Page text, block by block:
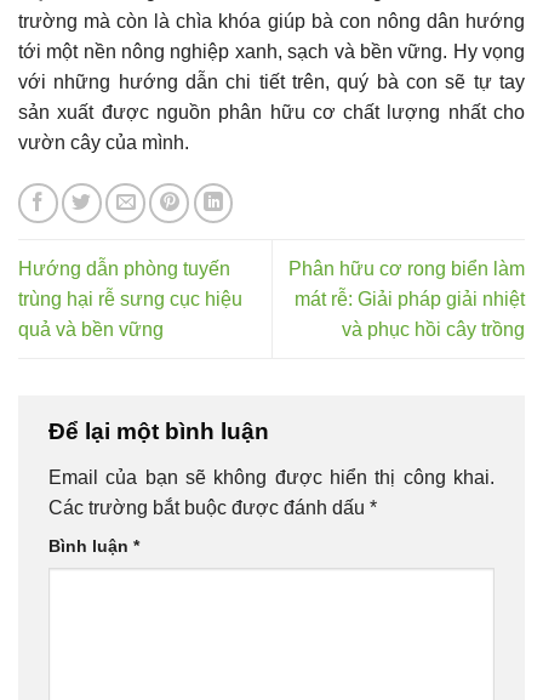
trường mà còn là chìa khóa giúp bà con nông dân hướng
tới một nền nông nghiệp xanh, sạch và bền vững. Hy vọng
với những hướng dẫn chi tiết trên, quý bà con sẽ tự tay
sản xuất được nguồn phân hữu cơ chất lượng nhất cho
vườn cây của mình.
Hướng dẫn phòng tuyến
trùng hại rễ sưng cục hiệu
quả và bền vững
Phân hữu cơ rong biển làm
mát rễ: Giải pháp giải nhiệt
và phục hồi cây trồng
Để lại một bình luận
Email của bạn sẽ không được hiển thị công khai.
Các trường bắt buộc được đánh dấu *
Bình luận *